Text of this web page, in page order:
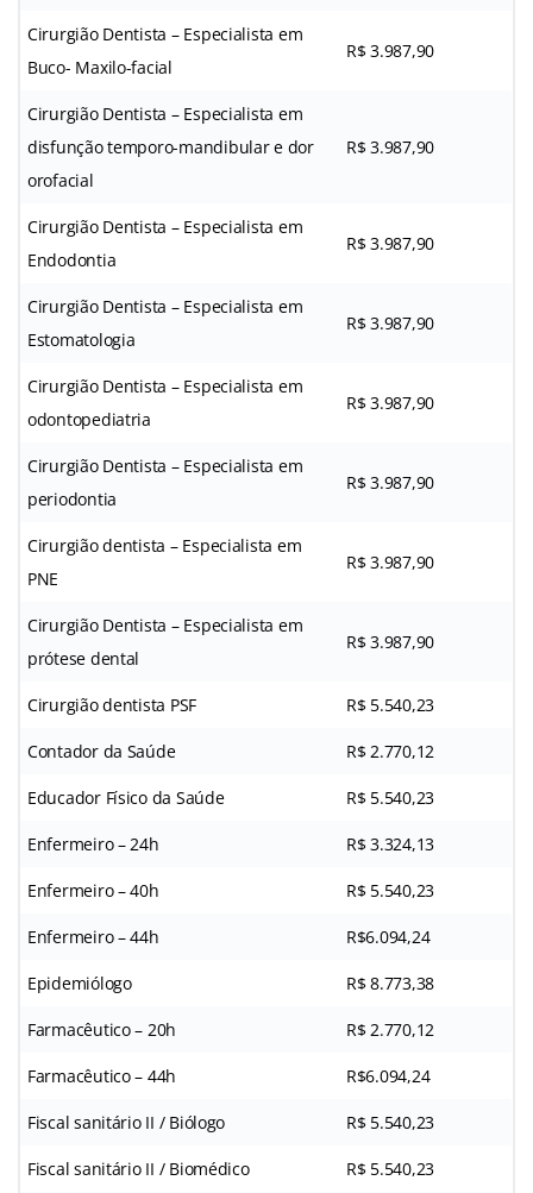
Cirurgião Dentista – Especialista em
Buco- Maxilo-facial
R$ 3.987,90
Cirurgião Dentista – Especialista em
disfunção temporo-mandibular e dor
orofacial
R$ 3.987,90
Cirurgião Dentista – Especialista em
Endodontia
R$ 3.987,90
Cirurgião Dentista – Especialista em
Estomatologia
R$ 3.987,90
Cirurgião Dentista – Especialista em
odontopediatria
R$ 3.987,90
Cirurgião Dentista – Especialista em
periodontia
R$ 3.987,90
Cirurgião dentista – Especialista em
PNE
R$ 3.987,90
Cirurgião Dentista – Especialista em
prótese dental
R$ 3.987,90
Cirurgião dentista PSF R$ 5.540,23
Contador da Saúde R$ 2.770,12
Educador Físico da Saúde R$ 5.540,23
Enfermeiro – 24h R$ 3.324,13
Enfermeiro – 40h R$ 5.540,23
Enfermeiro – 44h R$6.094,24
Epidemiólogo R$ 8.773,38
Farmacêutico – 20h R$ 2.770,12
Farmacêutico – 44h R$6.094,24
Fiscal sanitário II / Biólogo R$ 5.540,23
Fiscal sanitário II / Biomédico R$ 5.540,23